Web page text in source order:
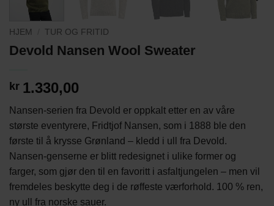
HJEM TUR OG FRITID
Devold Nansen Wool Sweater
kr 1.330,00
Nansen-serien fra Devold er oppkalt etter en av våre
største eventyrere, Fridtjof Nansen, som i 1888 ble den
første til å krysse Grønland – kledd i ull fra Devold.
Nansen-genserne er blitt redesignet i ulike former og
farger, som gjør den til en favoritt i asfaltjungelen – men vil
fremdeles beskytte deg i de røffeste værforhold. 100 % ren,
ny ull fra norske sauer.